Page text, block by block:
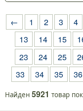
← 1 2 3 4
13
14 15
23
24 25
33
34 35 36
Найден 5921 товар